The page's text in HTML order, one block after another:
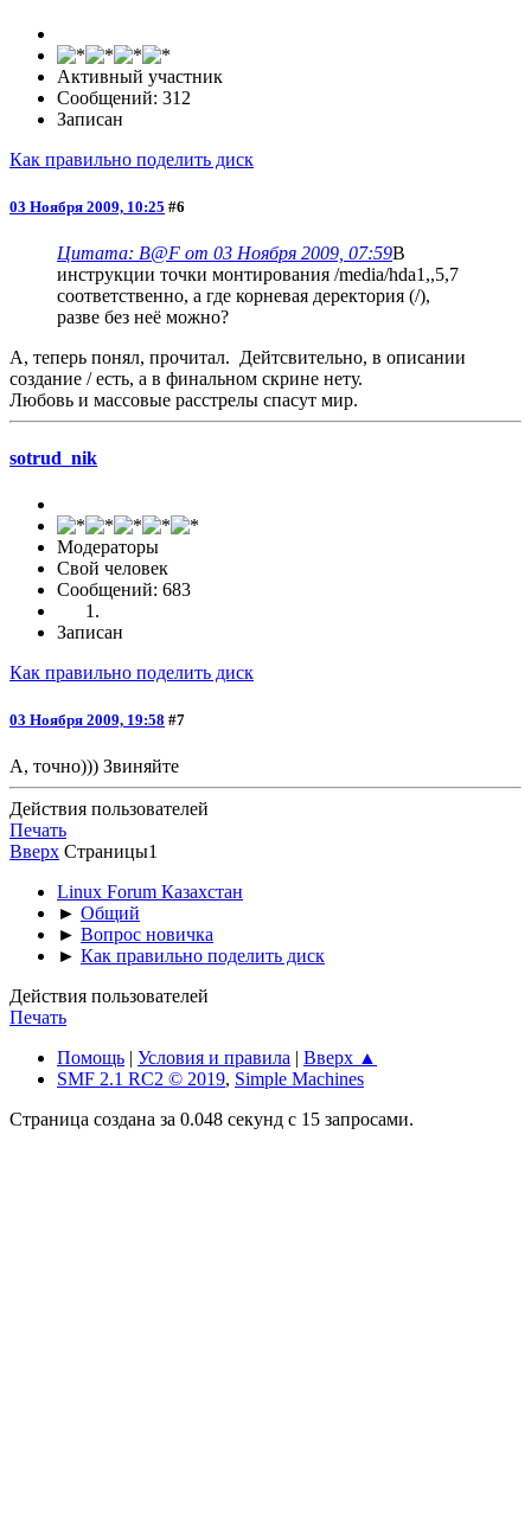
Активный участник
Сообщений: 312
Записан
Как правильно поделить диск
03 Ноября 2009, 10:25 #6
Цитата: B@F от 03 Ноября 2009, 07:59В
инструкции точки монтирования /media/hda1,,5,7
соответственно, а где корневая деректория (/),
разве без неё можно?
А, теперь понял, прочитал. Дейтсвительно, в описании
создание / есть, а в финальном скрине нету.
Любовь и массовые расстрелы спасут мир.
sotrud_nik
Модераторы
Свой человек
Сообщений: 683
Записан
Как правильно поделить диск
03 Ноября 2009, 19:58 #7
А, точно))) Звиняйте
Действия пользователей
Печать
Вверх Страницы1
Linux Forum Казахстан
► Общий
► Вопрос новичка
► Как правильно поделить диск
Действия пользователей
Печать
Помощь | Условия и правила | Вверх ▲
SMF 2.1 RC2 © 2019, Simple Machines
Страница создана за 0.048 секунд с 15 запросами.